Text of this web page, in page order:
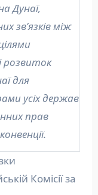
Дунаї,
зв’язків між
розвиток
для
усіх держав
прав
Комісії за